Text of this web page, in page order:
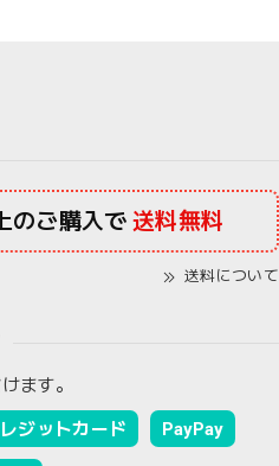
のご購入で 送料無料
送料について
ます。
ジットカード PayPay